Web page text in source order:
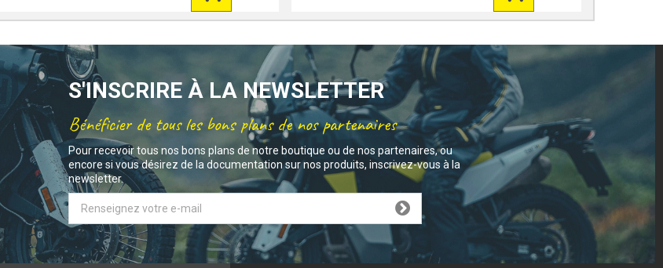
S'INSCRIRE À LA NEWSLETTER
Bénéficier de tous les bons plans de nos partenaires
Pour recevoir tous nos bons plans de notre boutique ou de nos partenaires, ou
encore si vous désirez de la documentation sur nos produits, inscrivez-vous à la
newsletter.